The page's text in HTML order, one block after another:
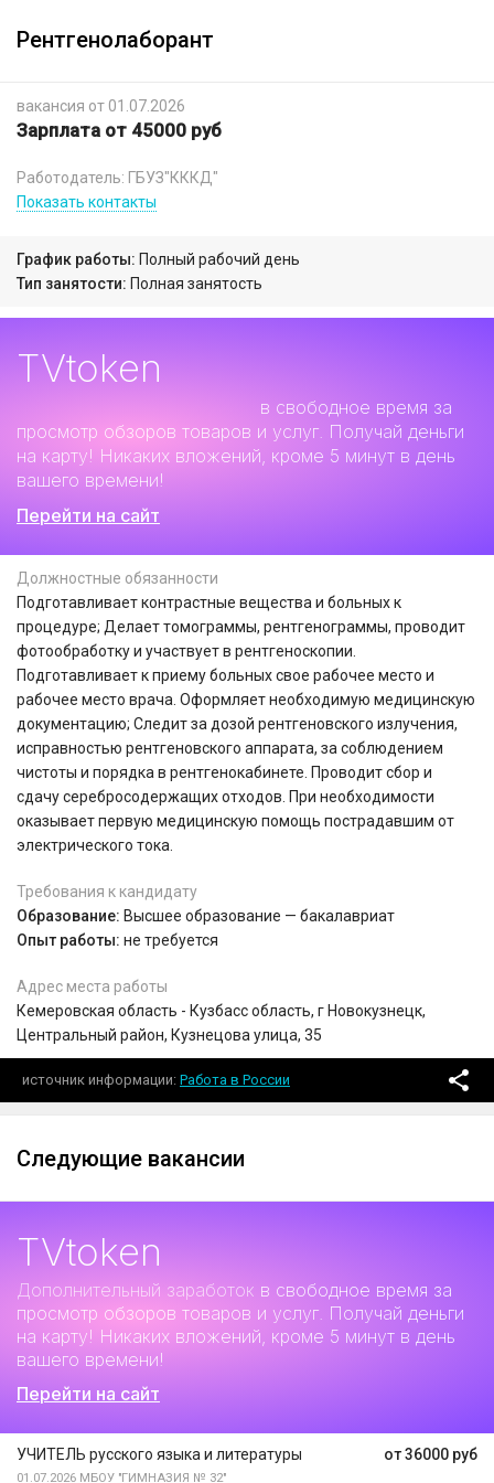
Рентгенолаборант
вакансия от 01.07.2026
Зарплата от 45000 руб
Работодатель: ГБУЗ"КККД"
Показать контакты
График работы: Полный рабочий день
Тип занятости: Полная занятость
TVtoken
в свободное время за
просмотр обзоров товаров и услуг. Получай деньги
на карту! Никаких вложений, кроме 5 минут в день
вашего времени!
Перейти на сайт
Должностные обязанности
Подготавливает контрастные вещества и больных к
процедуре; Делает томограммы, рентгенограммы, проводит
фотообработку и участвует в рентгеноскопии.
Подготавливает к приему больных свое рабочее место и
рабочее место врача. Оформляет необходимую медицинскую
документацию; Следит за дозой рентгеновского излучения,
исправностью рентгеновского аппарата, за соблюдением
чистоты и порядка в рентгенокабинете. Проводит сбор и
сдачу серебросодержащих отходов. При необходимости
оказывает первую медицинскую помощь пострадавшим от
электрического тока.
Требования к кандидату
Образование: Высшее образование — бакалавриат
Опыт работы: не требуется
Адрес места работы
Кемеровская область - Кузбасс область, г Новокузнецк,
Центральный район, Кузнецова улица, 35
источник информации Работа в России
Следующие вакансии
TVtoken
Дополнительный заработок в свободное время за
просмотр обзоров товаров и услуг. Получай деньги
на карту! Никаких вложений, кроме 5 минут в день
вашего времени!
Перейти на сайт
от 36000 руб
УЧИТЕЛЬ русского языка и литературы
01.07.2026 МБОУ "ГИМНАЗИЯ № 32"